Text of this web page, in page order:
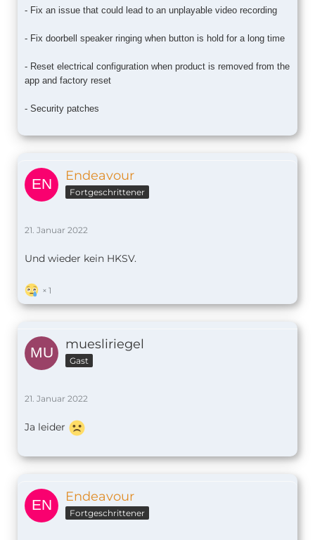
- Fix an issue that could lead to an unplayable video recording
- Fix doorbell speaker ringing when button is hold for a long time
- Reset electrical configuration when product is removed from the
app and factory reset
- Security patches
Endeavour
Fortgeschrittener
21. Januar 2022
Und wieder kein HKSV.
1
muesliriegel
Gast
21. Januar 2022
Ja leider
Endeavour
Fortgeschrittener